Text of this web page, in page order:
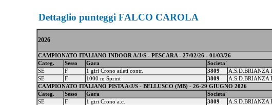
Dettaglio punteggi FALCO CAROLA
2026
CAMPIONATO ITALIANO INDOOR A/J/S - PESCARA - 27/02/26 - 01/03/26
Categ.
Sesso Gara Societa'
SE
F 1 giri Crono atleti contr. 3809 A.S.D.BRIANZA
SE
F 1000 m Sprint 3809 A.S.D.BRIANZA
CAMPIONATO ITALIANO PISTA A/J/S - BELLUSCO (MB) - 26-29 GIUGNO 2026
Categ.
Sesso Gara Societa'
SE
F 1 giri Crono a.c. 3809 A.S.D.BRIANZA